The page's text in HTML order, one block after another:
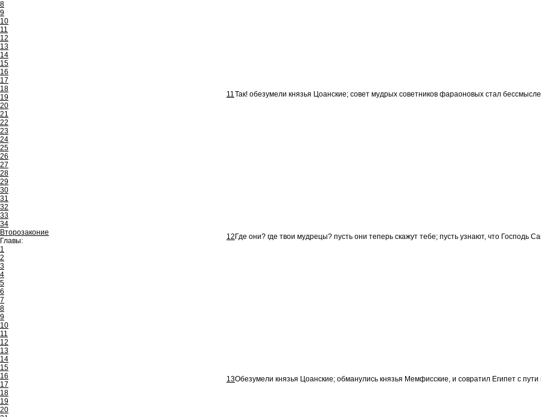
8
9
10
11
12
13
14
15
16
17
18
19
20
21
22
23
24
25
26
27
28
29
30
31
32
33
34
Второзаконие
Главы:
1
2
3
4
5
6
7
8
9
10
11
12
13
14
15
16
17
18
19
20
11Так! обезумели князья Цоанские; совет мудрых советников фараоновых стал
12 Где они? где твои мудрецы? пусть они теперь скажут тебе; пусть узнают, что Господь
13Обезумели князья Цоанские; обманулись князья Мемфисские, и совратил Египет с пути